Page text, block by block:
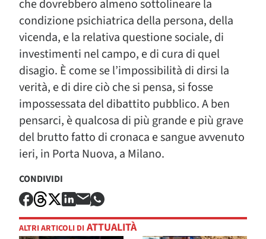
che dovrebbero almeno sottolineare la
condizione psichiatrica della persona, della
vicenda, e la relativa questione sociale, di
investimenti nel campo, e di cura di quel
disagio. È come se l’impossibilità di dirsi la
verità, e di dire ciò che si pensa, si fosse
impossessata del dibattito pubblico. A ben
pensarci, è qualcosa di più grande e più grave
del brutto fatto di cronaca e sangue avvenuto
ieri, in Porta Nuova, a Milano.
CONDIVIDI
ALTRI ARTICOLI DI ATTUALITÀ